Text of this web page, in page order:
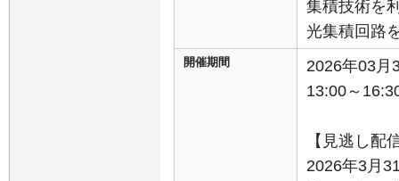
集積技術を
光集積回路
開催期間
2026年03月
13:00～
【見逃し配
2026年3月